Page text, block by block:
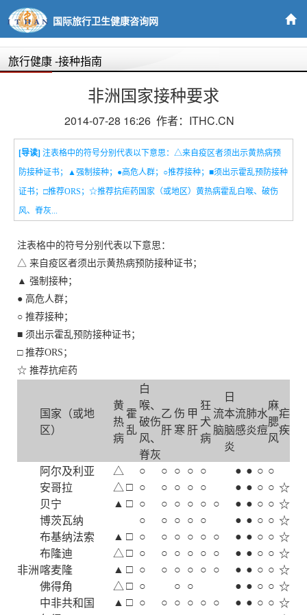
国际旅行卫生健康咨询网
旅行健康-接种指南
非洲国家接种要求
2014-07-28 16:26 作者：ITHC.CN
[导读] 注表格中的符号分别代表以下意思：△来自疫区者须出示黄热病预
防接种证书；▲强制接种；●高危人群；○推荐接种；■须出示霍乱预防接种
证书；□推荐ORS；☆推荐抗疟药国家（或地区）黄热病霍乱白喉、破伤
风、脊灰...
注表格中的符号分别代表以下意思：
△ 来自疫区者须出示黄热病预防接种证书；
▲ 强制接种；
● 高危人群；
○ 推荐接种；
■ 须出示霍乱预防接种证书；
□ 推荐ORS；
☆ 推荐抗疟药
国家（或地
区）
黄
热
病
霍
乱
白
喉、
破伤
风、
脊灰
乙
肝
伤
寒
甲
肝
狂
犬
病
流
脑
日
本
脑
炎
流
感
肺
炎
水
痘
麻
腮
风
疟
疾
非洲
阿尔及利亚 △ ○ ○ ○ ○ ○ ● ● ○ ○
安哥拉
△□ ○ ○ ○ ○ ○ ● ● ○ ○ ☆
贝宁
▲ □ ○ ○ ○ ○ ○ ○ ● ● ○ ○ ☆
博茨瓦纳
○ ○ ○ ○ ○ ● ● ○ ○ ☆
布基纳法索
▲ □ ○ ○ ○ ○ ○ ○ ● ● ○ ○ ☆
布隆迪
△□ ○ ○ ○ ○ ○ ○ ● ● ○ ○ ☆
喀麦隆
▲ □ ○ ○ ○ ○ ○ ○ ● ● ○ ○ ☆
佛得角
△□ ○ ○ ○ ● ● ○ ○ ☆
中非共和国
▲ □ ○ ○ ○ ○ ○ ○ ● ● ○ ○ ☆